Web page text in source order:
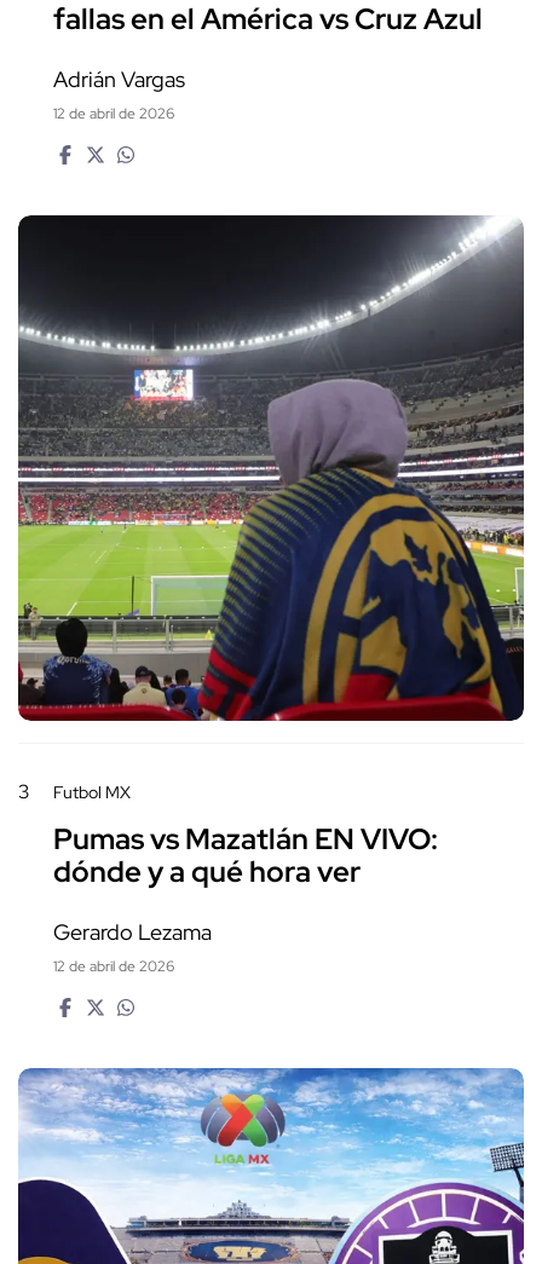
fallas en el América vs Cruz Azul
Adrián Vargas
12 de abril de 2026
3 Futbol MX
Pumas vs Mazatlán EN VIVO:
dónde y a qué hora ver
Gerardo Lezama
12 de abril de 2026